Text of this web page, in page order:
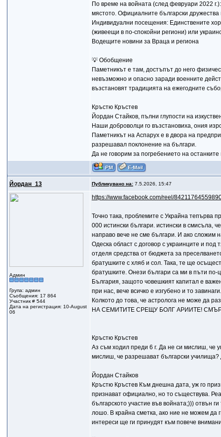
По време на войната (след февруари 2022
мястото. Официалните български
Индивидуални посещения: Единствените
(живеещи в по-спокойни региони) или
Водещите новини за Враца и региона
💡 Обобщение
Паметникът е там, достъпът до него
невъзможно и опасно заради военните
възстановят традицията на ежегодните
Кръстю Кръстев
Йордан Стайков, пълни глупости на
Наши доброволци го възстановиха, ония
Паметникът на Аспарух е в двора на
разрешавал поклонение на българи.
Да не говорим за погребението на
Йордан_13 Публикувано на:7.5.2026, 15:47
Админ
Група: админ
Съобщения: 17 864
Участник # 544
Дата на регистрация: 10-August
06
https://www.facebook.com/reel/
Точно така, проблемите с Украйна тепърва
000 истински българи. истински в смисъла,
направо вече не сме българи. И ако сложим
Одеска област с договор с украинците и
отделя средства от бюджета за
братушките с хляб и сол. Така, те ще
братушките. Онези българи са ми в пъти
България, защото човешкият капитал е
при нас, вече всичко е изгубено и то
Колкото до това, че астролога не може да
НА СЕМИТИТЕ СРЕЩУ БОЛГ АРИИТЕ!
Кръстю Кръстев
Аз съм ходил преди 6 г. Да не си мислиш, че
мислиш, че разрешават български
Йордан Стайков
Кръстю Кръстев Към днешна дата, уж го
признават официално, но то съществува.
българското участие във войната;))) отвън
лошо. В крайна сметка, ако ние не можем да
интереси ще ги принудят към повече